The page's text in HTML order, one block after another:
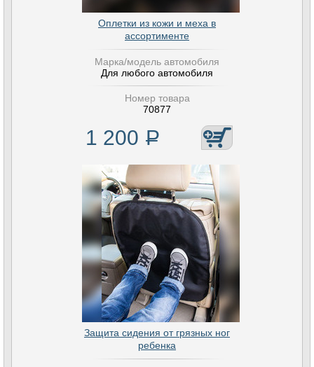
Оплетки из кожи и меха в
ассортименте
Марка/модель автомобиля
Для любого автомобиля
Номер товара
70877
1 200 Р
Защита сидения от грязных ног
ребенка